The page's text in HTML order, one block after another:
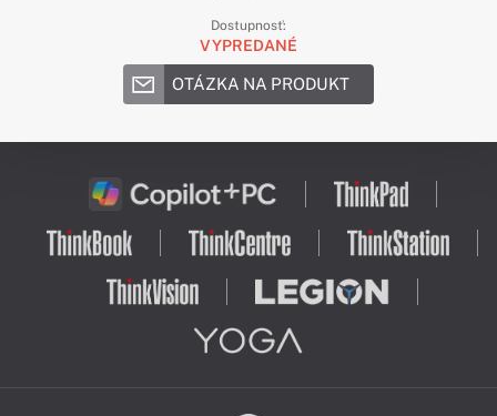
Dostupnosť:
VYPREDANÉ
OTÁZKA NA PRODUKT